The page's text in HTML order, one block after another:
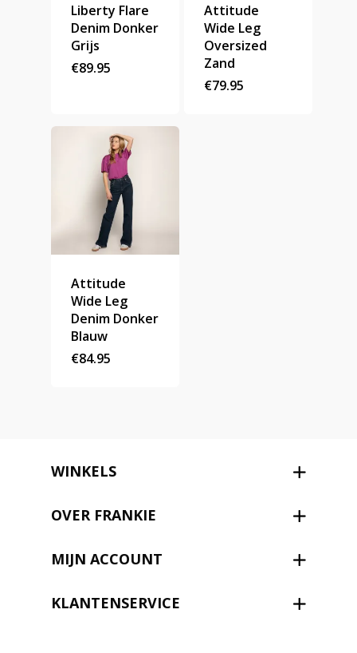
Liberty Flare
Denim Donker
Grijs
€89.95
Attitude
Wide Leg
Oversized
Zand
€79.95
Attitude
Wide Leg
Denim Donker
Blauw
€84.95
WINKELS
OVER FRANKIE
MIJN ACCOUNT
KLANTENSERVICE